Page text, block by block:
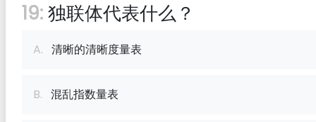
19:独联体代表什么？
A. 清晰的清晰度量表
B. 混乱指数量表